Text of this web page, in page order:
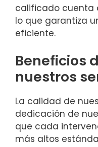
calificado cuenta
lo que garantiza
eficiente.
Beneficios
nuestros
La calidad de
dedicación de
que cada
más altos